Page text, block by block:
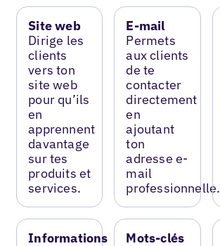
Site web
Dirige les
clients
vers ton
site web
pour qu’ils
en
apprennent
davantage
sur tes
produits et
services.
E-mail
Permets
aux clients
de te
contacter
directement
en
ajoutant
ton
adresse e-
mail
professionnelle.
Informations
Mots-clés